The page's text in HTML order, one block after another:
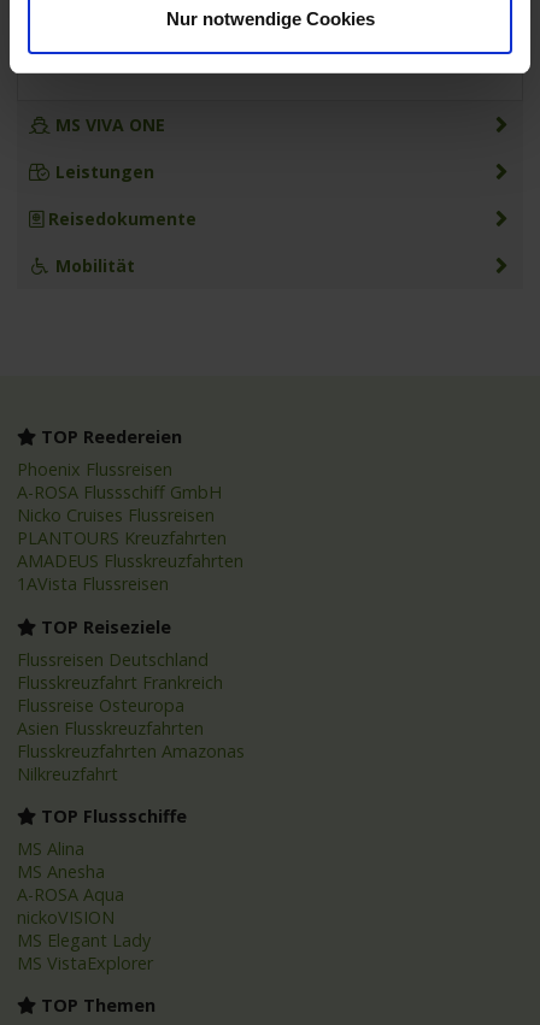
Nur notwendige Cookies
ändern (dies ist kein kostenloser Rücktrittsgrund). Gleiches gilt bei
MS VIVA ONE
Leistungen
Reisedokumente
Mobilität
TOP Reedereien
Phoenix Flussreisen
A-ROSA Flussschiff GmbH
Nicko Cruises Flussreisen
PLANTOURS Kreuzfahrten
AMADEUS Flusskreuzfahrten
1AVista Flussreisen
TOP Reiseziele
Flussreisen Deutschland
Flusskreuzfahrt Frankreich
Flussreise Osteuropa
Asien Flusskreuzfahrten
Flusskreuzfahrten Amazonas
Nilkreuzfahrt
TOP Flussschiffe
MS Alina
MS Anesha
A-ROSA Aqua
nickoVISION
MS Elegant Lady
MS VistaExplorer
TOP Themen